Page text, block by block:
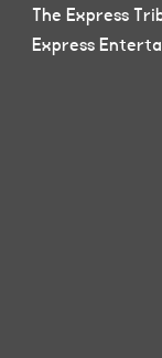
The Express
Express